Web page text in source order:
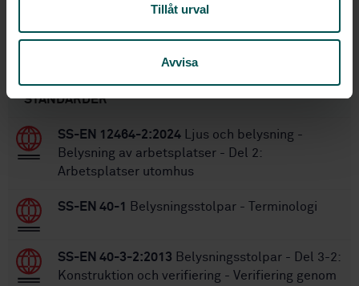
Tillåt urval
Avvisa
STANDARDER
SS-EN 12464-2:2024 Ljus och belysning -
Belysning av arbetsplatser - Del 2:
Arbetsplatser utomhus
SS-EN 40-1 Belysningsstolpar - Terminologi
SS-EN 40-3-2:2013 Belysningsstolpar - Del 3-2:
Konstruktion och verifiering - Verifiering genom